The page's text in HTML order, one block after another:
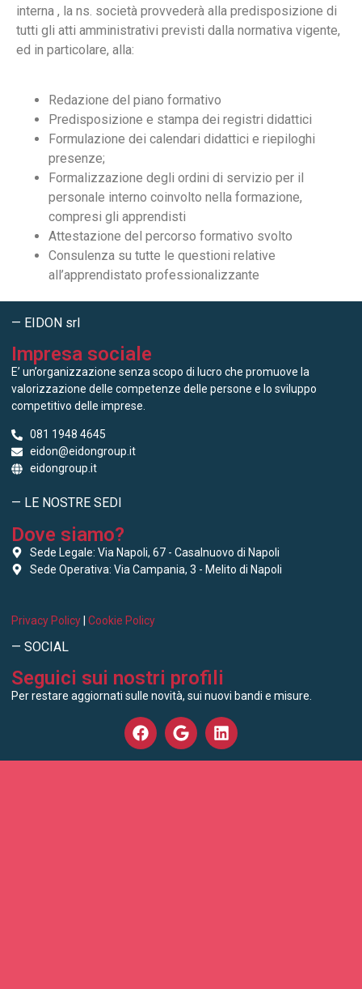
interna , la ns. società provvederà alla predisposizione di
tutti gli atti amministrativi previsti dalla normativa vigente,
ed in particolare, alla:
Redazione del piano formativo
Predisposizione e stampa dei registri didattici
Formulazione dei calendari didattici e riepiloghi
presenze;
Formalizzazione degli ordini di servizio per il
personale interno coinvolto nella formazione,
compresi gli apprendisti
Attestazione del percorso formativo svolto
Consulenza su tutte le questioni relative
all’apprendistato professionalizzante
— EIDON srl
Impresa sociale
E’ un’organizzazione senza scopo di lucro che promuove la
valorizzazione delle competenze delle persone e lo sviluppo
competitivo delle imprese.
081 1948 4645
eidon@eidongroup.it
eidongroup.it
— LE NOSTRE SEDI
Dove siamo?
Sede Legale: Via Napoli, 67 - Casalnuovo di Napoli
Sede Operativa: Via Campania, 3 - Melito di Napoli
Privacy Policy|Cookie Policy
— SOCIAL
Seguici sui nostri profili
Per restare aggiornati sulle novità, sui nuovi bandi e misure.